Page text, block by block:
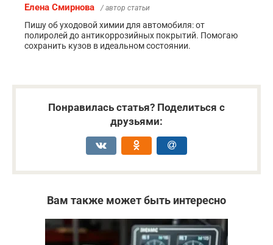
Елена Смирнова / автор статьи
Пишу об уходовой химии для автомобиля: от
полиролей до антикоррозийных покрытий. Помогаю
сохранить кузов в идеальном состоянии.
Понравилась статья? Поделиться с
друзьями:
Вам также может быть интересно